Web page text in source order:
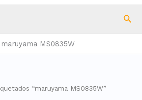
maruyama MS0835W
“maruyama MS0835W”